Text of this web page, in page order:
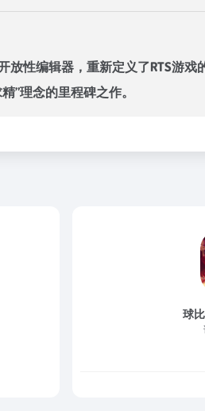
放性编辑器，重新定义了RTS游
”理念的里程碑之作。
球